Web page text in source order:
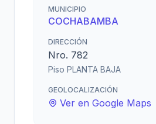
MUNICIPIO
COCHABAMBA
DIRECCIÓN
Nro. 782
Piso PLANTA BAJA
GEOLOCALIZACIÓN
Ver en Google Maps